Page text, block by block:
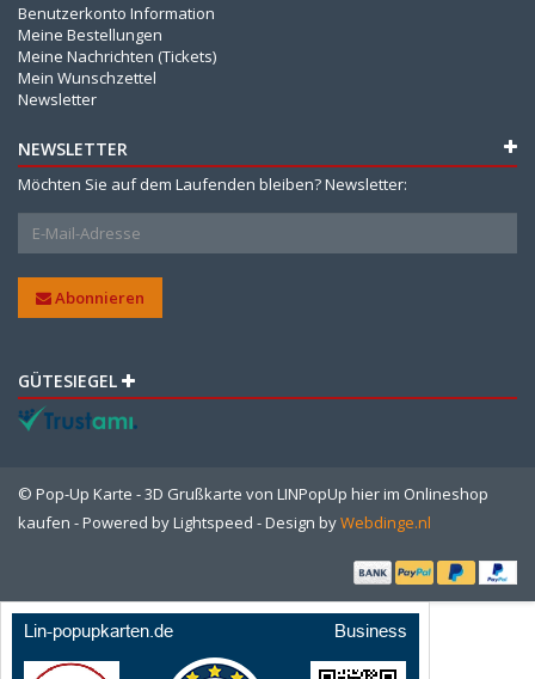
Benutzerkonto Information
Meine Bestellungen
Meine Nachrichten (Tickets)
Mein Wunschzettel
Newsletter
NEWSLETTER
Möchten Sie auf dem Laufenden bleiben? Newsletter:
Abonnieren
GÜTESIEGEL
© Pop-Up Karte - 3D Grußkarte von LINPopUp hier im Onlineshop
kaufen - Powered byLightspeed - Design byWebdinge.nl